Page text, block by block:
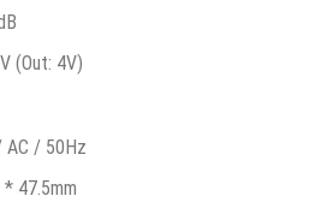
(Out: 4V)
AC / 50Hz
47.5mm